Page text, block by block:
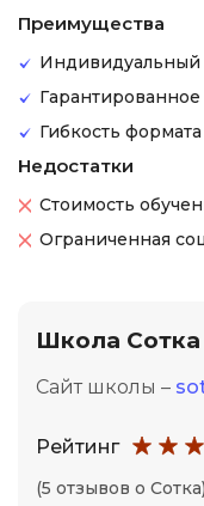
Преимущества
Индивидуальный
Гибкость
Недостатки
Стоимость
Ограниченная
Школа Сотка
Сайт школы –
Рейтинг
(5 отзывов о Сотка)